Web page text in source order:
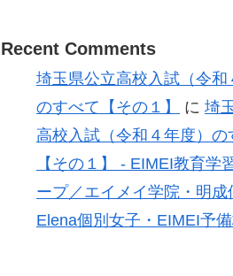
Recent Comments
埼玉県公立高校入試（令和
のすべて【その１】
に 埼
高校入試（令和４年度）の
【その１】 - EIMEI教育学
ープ／エイメイ学院・明成
Elena個別女子・EIMEI予